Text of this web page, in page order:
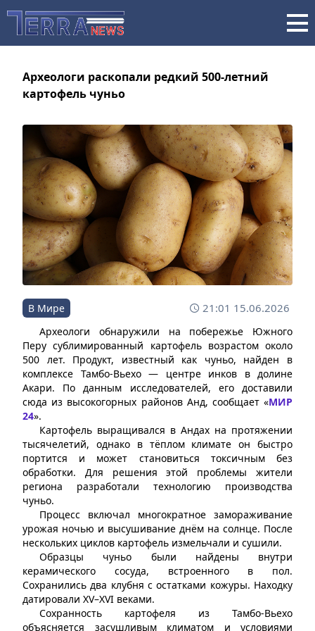
Археологи раскопали редкий 500-летний
картофель чуньо
В Мире 21:01 15.06.2026
Археологи обнаружили на побережье Южного
Перу сублимированный картофель возрастом около
500 лет. Продукт, известный как чуньо, найден в
комплексе Тамбо-Вьехо — центре инков в долине
Акари. По данным исследователей, его доставили
сюда из высокогорных районов Анд, сообщает «МИР
24».
Картофель выращивался в Андах на протяжении
тысячелетий, однако в тёплом климате он быстро
портится и может становиться токсичным без
обработки. Для решения этой проблемы жители
региона разработали технологию производства
чуньо.
Процесс включал многократное замораживание
урожая ночью и высушивание днём на солнце. После
нескольких циклов картофель измельчали и сушили.
Образцы чуньо были найдены внутри
керамического сосуда, встроенного в пол.
Сохранились два клубня с остатками кожуры. Находку
датировали XV–XVI веками.
Сохранность картофеля из Тамбо-Вьехо
объясняется засушливым климатом и условиями